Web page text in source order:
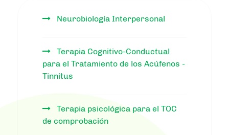
Neurobiología Interpersonal
Terapia Cognitivo-Conductual
para el Tratamiento de los Acúfenos -
Tinnitus
Terapia psicológica para el TOC
de comprobación